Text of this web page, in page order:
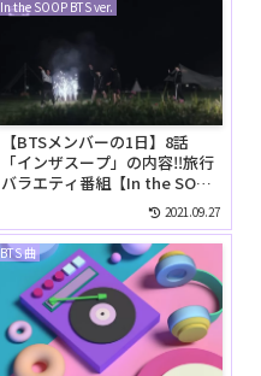
In the SOOP BTS ver.
【BTSメンバーの1日】8話
「インザスープ」の内容‼旅行
バラエティ番組【In the SOOP
2021.09.27
BTS 曲